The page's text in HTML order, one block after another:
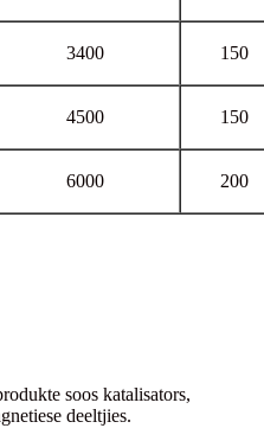
3400 150
4500 150
6000 200
soos katalisators,
deeltjies.